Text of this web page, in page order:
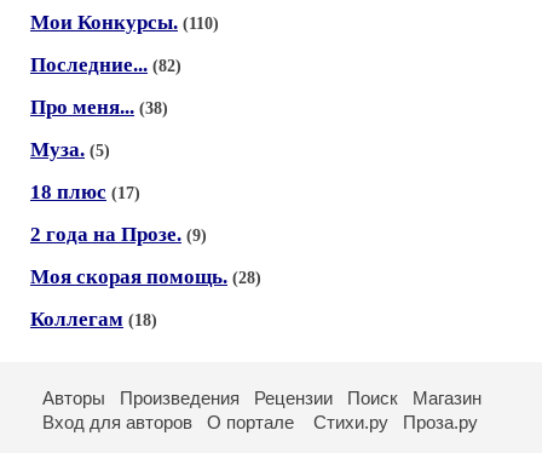
Мои Конкурсы. (110)
Последние... (82)
Про меня... (38)
Муза. (5)
18 плюс (17)
2 года на Прозе. (9)
Моя скорая помощь. (28)
Коллегам (18)
Авторы Произведения Рецензии Поиск
Магазин
Вход для авторов
О портале Стихи.ру Проза.ру